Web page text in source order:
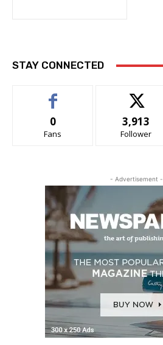
STAY CONNECTED
0
Fans
3,913
Follower
- Advertisement -